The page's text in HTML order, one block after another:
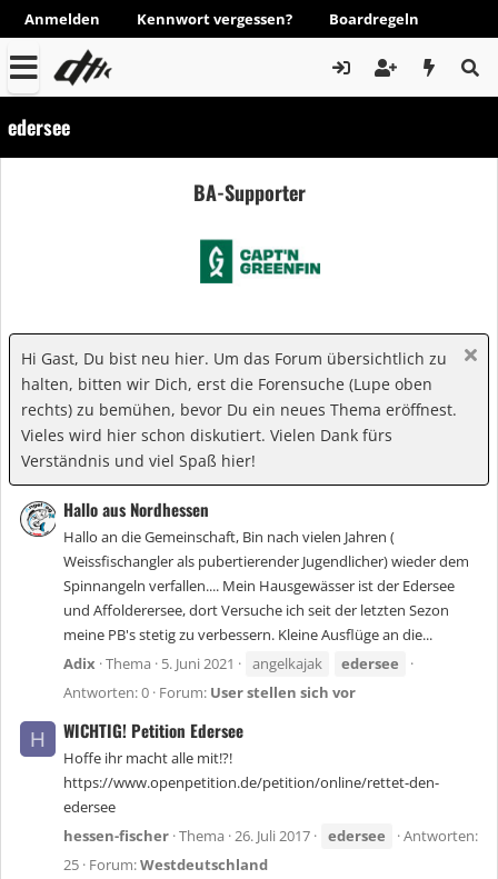
Anmelden Kennwort vergessen? Boardregeln
edersee
BA-Supporter
Hi Gast, Du bist neu hier. Um das Forum übersichtlich zu
halten, bitten wir Dich, erst die Forensuche (Lupe oben
rechts) zu bemühen, bevor Du ein neues Thema eröffnest.
Vieles wird hier schon diskutiert. Vielen Dank fürs
Verständnis und viel Spaß hier!
Hallo aus Nordhessen
Hallo an die Gemeinschaft, Bin nach vielen Jahren (
Weissfischangler als pubertierender Jugendlicher) wieder dem
Spinnangeln verfallen.... Mein Hausgewässer ist der Edersee
und Affolderersee, dort Versuche ich seit der letzten Sezon
meine PB's stetig zu verbessern. Kleine Ausflüge an die...
Adix Thema 5. Juni 2021 angelkajak
edersee
Antworten: 0 Forum: User stellen sich vor
H WICHTIG! Petition Edersee
Hoffe ihr macht alle mit!?!
https://www.openpetition.de/petition/online/rettet-den-
edersee
hessen-fischer Thema 26. Juli 2017 edersee
Antworten:
25 Forum:Westdeutschland